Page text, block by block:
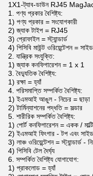
1X1-ট্যাব-ডাউন RJ45
1. পণ্য প্রকার বৈশিষ্ট্য:
1) পণ্য প্রকার = সংযোগকারী
2) জ্যাক টাইপ = RJ45
3) প্রোফাইল = স্ট্যান্ডার্ড
4) পিসিবি মাউন্ট ওরিয়েন্টেশন =
2. যান্ত্রিক সংযুক্তি:
1) জ্যাক কনফিগারেশন = 1 x 1
3. বৈদ্যুতিক বৈশিষ্ট্য:
1) রক্ষা = হ্যাঁ
4. পরিসমাপ্তি সম্পর্কিত বৈশিষ্ট্য:
1) ইএমআই আঙুল - নিচের = ছাড়া
2) টার্মিন্যাশনের পদ্ধতি = সল্ডার
5. শারীরিক সম্পর্কিত বৈশিষ্ট্য:
1) পোর্ট কনফিগারেশন = একক / মাল্টি
2) ইএমআই ফিংগার - টপ এবং সাইড
3) লাঞ্চ ওরিয়েন্টেশন = স্ট্যান্ডার্ড -
4) পিসিবি টেল দৈর্ঘ্য
6. সম্পর্কিত বৈশিষ্ট্য যোগাযোগ:
1) প্রাকলোড = হ্যাঁ